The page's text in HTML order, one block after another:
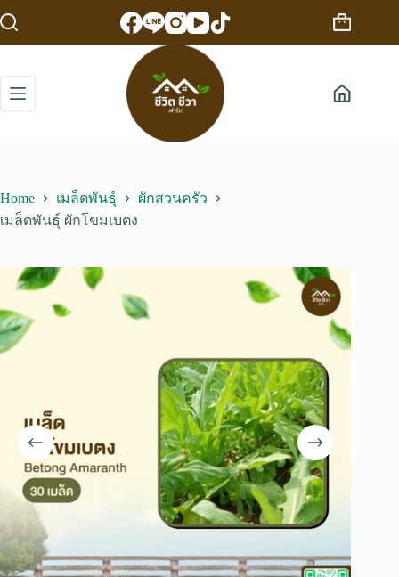
to
Shopping
cart
Home เมล็ดพันธุ์
ผักสวนครัว
เมล็ดพันธุ์ ผักโขมเบตง